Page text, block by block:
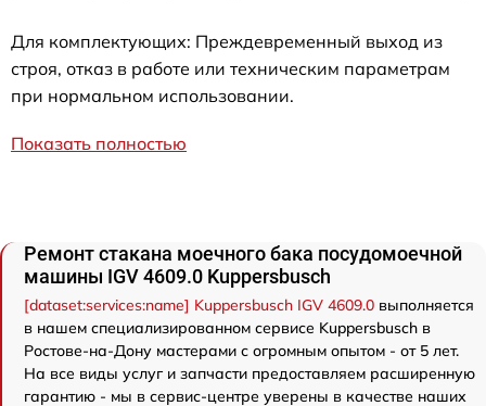
Для комплектующих: Преждевременный выход из
строя, отказ в работе или техническим параметрам
при нормальном использовании.
Показать полностью
Ремонт стакана моечного бака посудомоечной
машины IGV 4609.0 Kuppersbusch
[dataset:services:name] Kuppersbusch IGV 4609.0 выполняется
в нашем специализированном сервисе Kuppersbusch в
Ростове-на-Дону мастерами с огромным опытом - от 5 лет.
На все виды услуг и запчасти предоставляем расширенную
гарантию - мы в сервис-центре уверены в качестве наших